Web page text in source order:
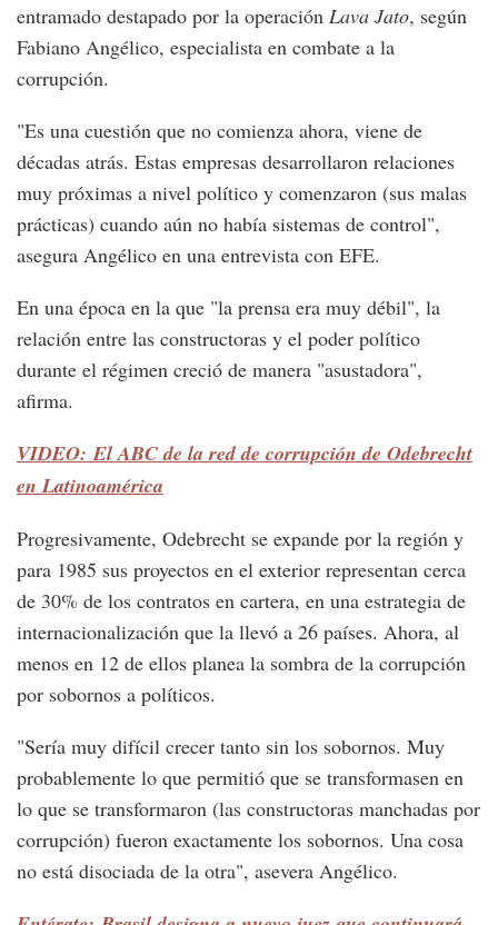
entramado destapado por la operación Lava Jato, según
Fabiano Angélico, especialista en combate a la
corrupción.
"Es una cuestión que no comienza ahora, viene de
décadas atrás. Estas empresas desarrollaron relaciones
muy próximas a nivel político y comenzaron (sus malas
prácticas) cuando aún no había sistemas de control",
asegura Angélico en una entrevista con EFE.
En una época en la que "la prensa era muy débil", la
relación entre las constructoras y el poder político
durante el régimen creció de manera "asustadora",
afirma.
VIDEO: El ABC de la red de corrupción de Odebrecht
en Latinoamérica
Progresivamente, Odebrecht se expande por la región y
para 1985 sus proyectos en el exterior representan cerca
de 30% de los contratos en cartera, en una estrategia de
internacionalización que la llevó a 26 países. Ahora, al
menos en 12 de ellos planea la sombra de la corrupción
por sobornos a políticos.
"Sería muy difícil crecer tanto sin los sobornos. Muy
probablemente lo que permitió que se transformasen en
lo que se transformaron (las constructoras manchadas por
corrupción) fueron exactamente los sobornos. Una cosa
no está disociada de la otra", asevera Angélico.